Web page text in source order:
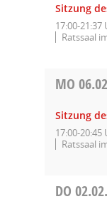
Sitzung
17:00-21:37
Ratssaal
MO
Sitzung
17:00-20:45
Ratssaal
DO